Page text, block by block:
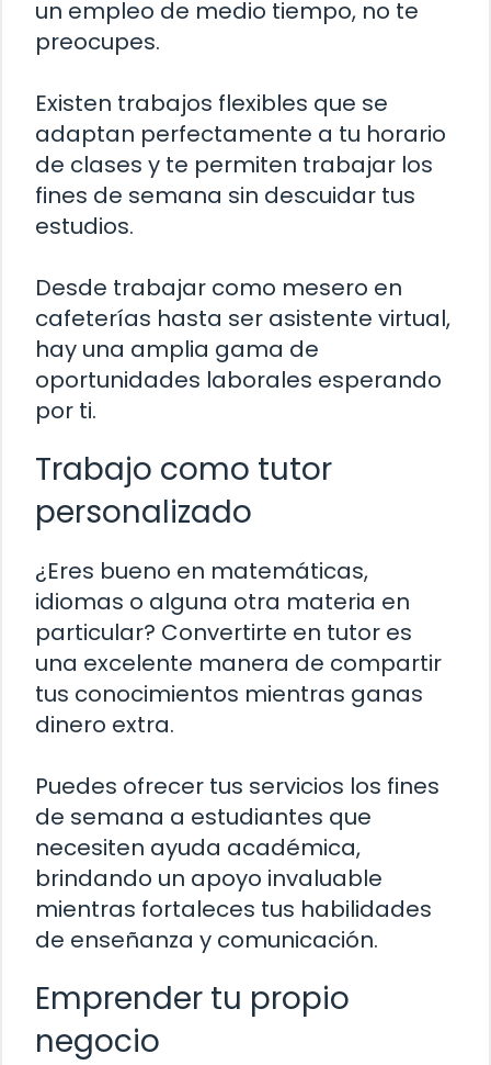
un empleo de medio tiempo, no te
preocupes.
Existen trabajos flexibles que se
adaptan perfectamente a tu horario
de clases y te permiten trabajar los
fines de semana sin descuidar tus
estudios.
Desde trabajar como mesero en
cafeterías hasta ser asistente virtual,
hay una amplia gama de
oportunidades laborales esperando
por ti.
Trabajo como tutor
personalizado
¿Eres bueno en matemáticas,
idiomas o alguna otra materia en
particular? Convertirte en tutor es
una excelente manera de compartir
tus conocimientos mientras ganas
dinero extra.
Puedes ofrecer tus servicios los fines
de semana a estudiantes que
necesiten ayuda académica,
brindando un apoyo invaluable
mientras fortaleces tus habilidades
de enseñanza y comunicación.
Emprender tu propio
negocio